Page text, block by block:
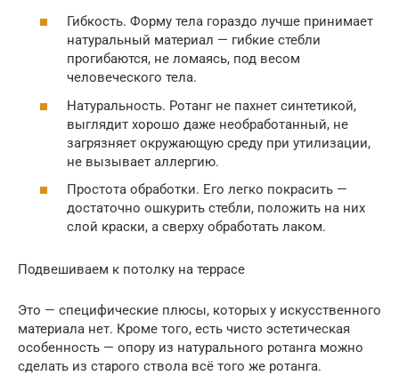
Гибкость. Форму тела гораздо лучше принимает
натуральный материал — гибкие стебли
прогибаются, не ломаясь, под весом
человеческого тела.
Натуральность. Ротанг не пахнет синтетикой,
выглядит хорошо даже необработанный, не
загрязняет окружающую среду при утилизации,
не вызывает аллергию.
Простота обработки. Его легко покрасить —
достаточно ошкурить стебли, положить на них
слой краски, а сверху обработать лаком.
Подвешиваем к потолку на террасе
Это — специфические плюсы, которых у искусственного
материала нет. Кроме того, есть чисто эстетическая
особенность — опору из натурального ротанга можно
сделать из старого ствола всё того же ротанга.